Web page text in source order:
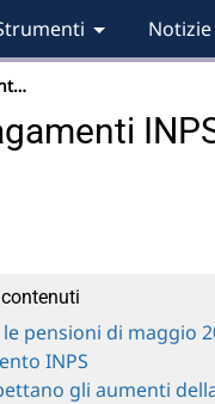
Notizie
le pensioni di maggio
INPS
gli aumenti